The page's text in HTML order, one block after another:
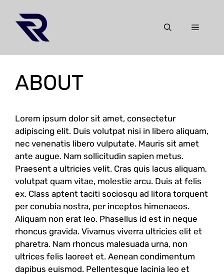
content
Menu
ABOUT
Lorem ipsum dolor sit amet, consectetur
adipiscing elit. Duis volutpat nisi in libero aliquam,
nec venenatis libero vulputate. Mauris sit amet
ante augue. Nam sollicitudin sapien metus.
Praesent a ultricies velit. Cras quis lacus aliquam,
volutpat quam vitae, molestie arcu. Duis at felis
ex. Class aptent taciti sociosqu ad litora torquent
per conubia nostra, per inceptos himenaeos.
Aliquam non erat leo. Phasellus id est in neque
rhoncus gravida. Vivamus viverra ultricies elit et
pharetra. Nam rhoncus malesuada urna, non
ultrices felis laoreet et. Aenean condimentum
dapibus euismod. Pellentesque lacinia leo et